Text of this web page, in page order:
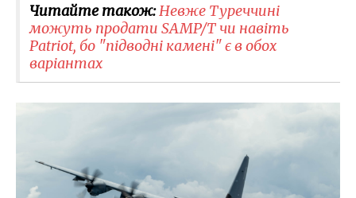
Читайте також:Невже Туреччині
можуть продати SAMP/T чи навіть
Patriot, бо "підводні камені" є в обох
варіантах